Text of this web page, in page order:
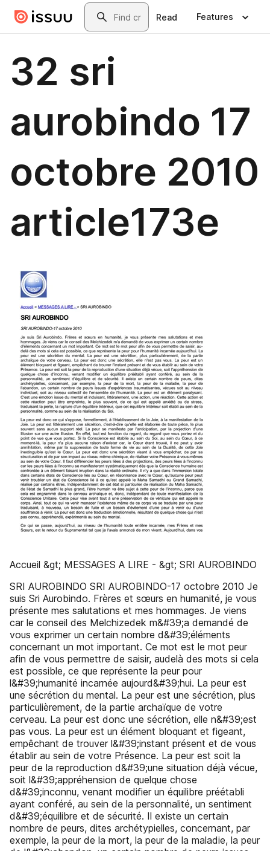
Skip to main contentSearch
Read Features
32 sri
aurobindo 17
octobre 2010
article173e
Accueil &gt; MESSAGES A LIRE - &gt; SRI AUROBINDO
SRI AUROBINDO SRI AUROBINDO-17 octobre 2010 Je
suis Sri Aurobindo. Frères et sœurs en humanité, je vous
présente mes salutations et mes hommages. Je viens
car le conseil des Melchizedek m&#39;a demandé de
vous exprimer un certain nombre d&#39;éléments
concernant un mot important. Ce mot est le mot peur
afin de vous permettre de saisir, audelà des mots si cela
est possible, ce que représente la peur pour
l&#39;humanité incarnée aujourd&#39;hui. La peur est
une sécrétion du mental. La peur est une sécrétion, plus
particulièrement, de la partie archaïque de votre
cerveau. La peur est donc une sécrétion, elle n&#39;est
pas vous. La peur est un élément bloquant et figeant,
empêchant de trouver l&#39;instant présent et de vous
établir au sein de votre Présence. La peur est soit la
peur de la reproduction d&#39;une situation déjà vécue,
soit l&#39;appréhension de quelque chose
d&#39;inconnu, venant modifier un équilibre préétabli
ayant conféré, au sein de la personnalité, un sentiment
d&#39;équilibre et de sécurité. Il existe un certain
nombre de peurs, dites archétypielles, concernant, par
exemple, la peur de la mort, la peur de la maladie, la peur